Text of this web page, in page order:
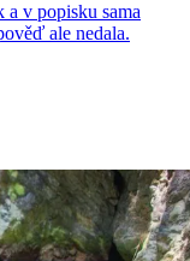
v popisku sama
ale nedala.